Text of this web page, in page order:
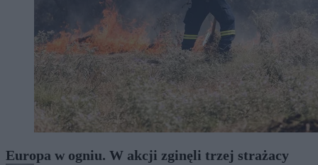
Europa w ogniu. W akcji zginęli trzej strażacy